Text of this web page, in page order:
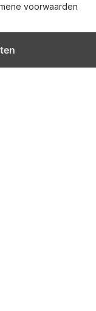
voorwaarden